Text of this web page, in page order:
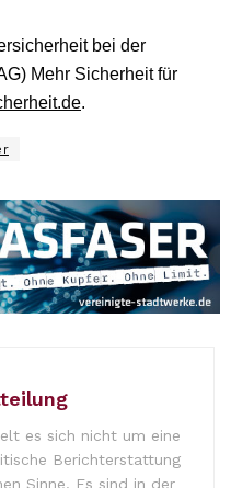
bei der
Mehr Sicherheit für
.
es sich nicht um eine
Berichterstattung
Sinne. Es sind in der